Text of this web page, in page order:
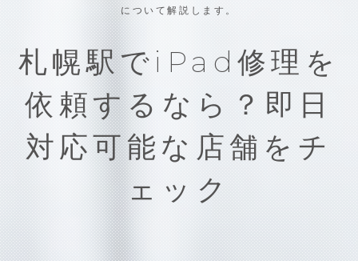
について解説します。
札幌駅でiPad修理を
依頼するなら？即日
対応可能な店舗をチ
ェック